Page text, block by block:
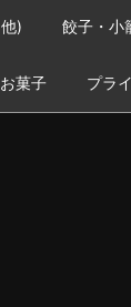
) 餃子・小
菓子 プラ